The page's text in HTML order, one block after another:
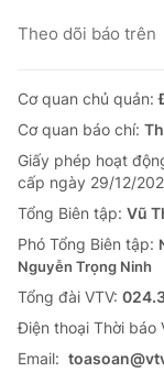
Theo dõi báo trên
Cơ quan chủ quản:
Cơ quan báo chí:
Giấy phép hoạt
cấp ngày 29/12/
Tổng Biên tập: Vũ
Phó Tổng Biên tập:
Nguyễn Trọng Ninh
Tổng đài VTV:
Ðiện thoại Thời báo
Email: